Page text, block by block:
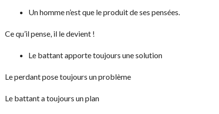
Un homme n’est que le produit de ses pensées.
Ce qu’il pense, il le devient !
Le battant apporte toujours une solution
Le perdant pose toujours un problème
Le battant a toujours un plan